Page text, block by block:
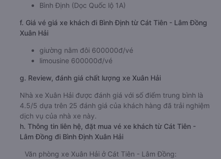
Bình Định (Dọc Quốc lộ 1A)
f. Giá vé giá xe khách đi Bình Định từ Cát Tiên - Lâm Đồng
Xuân Hải
giường nằm đôi 600000đ/vé
limousine 600000đ/vé
g. Review, đánh giá chất lượng xe Xuân Hải
Nhà xe Xuân Hải được đánh giá với số điểm trung bình là
4.5/5 dựa trên 25 đánh giá của khách hàng đã trải nghiệm
dịch vụ của nhà xe này.
h. Thông tin liên hệ, đặt mua vé xe khách từ Cát Tiên -
Lâm Đồng đi Bình Định Xuân Hải
Văn phòng xe Xuân Hải ở Cát Tiên - Lâm Đồng: